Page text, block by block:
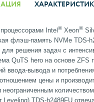
Intel ® Xeon®
флэш-память NVMe TDS-
для решения задач с
QuTS hero на основе
ввода-вывода и
цены и
неограниченным
Leveling) TDS-h2489FU